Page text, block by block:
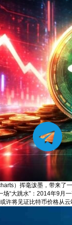
）挥毫泼墨，带来了
场“大跳水”：2014年9
将见证比特币价格从